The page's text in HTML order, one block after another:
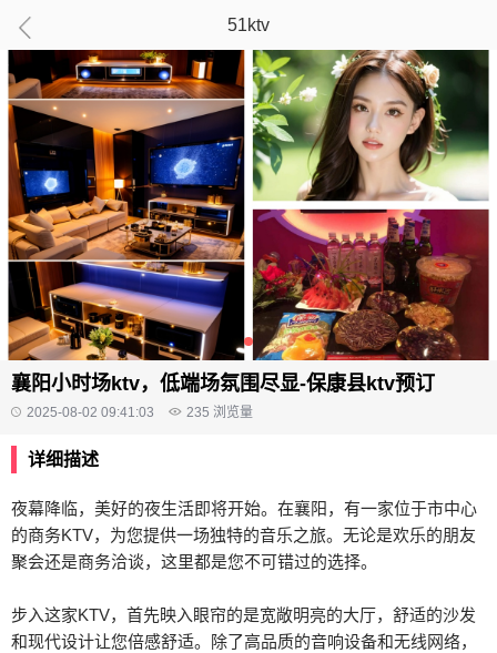
51ktv
襄阳小时场ktv，低端场氛围尽显-保康县ktv预订
2025-08-02 09:41:03 235 浏览量
详细描述
夜幕降临，美好的夜生活即将开始。在襄阳，有一家位于市中心
的商务KTV，为您提供一场独特的音乐之旅。无论是欢乐的朋友
聚会还是商务洽谈，这里都是您不可错过的选择。
步入这家KTV，首先映入眼帘的是宽敞明亮的大厅，舒适的沙发
和现代设计让您倍感舒适。除了高品质的音响设备和无线网络，